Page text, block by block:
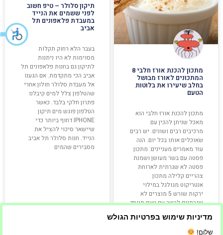
מתכון להכנת אורז חלבי 8
המתכונים לאורז מבושל
בחלב שיעירו את בלוטות
הטעם
מתכון להכנת אורז חלבי הוא
מאכל שניתן להכין עם
מרכיבים רבים ושונים. יש רבים
שאוכלים אותו בכל יום. הנה
עוד מאמרים מעניינים: מתכון
פסטה עם בשר מעושן ושמנת
פסטה לא שגרתית לארוחת
צהריים קלילה מתכון
אנטריקוט מגולגל במילוי
ירקות שורש 5 מוצרים לא
שגרתיים לבשר עם טעם מיוחד
תיקון סלולר – טיפ חשוב
לפני ששמים את הנייד
במעבדת פלאפונים תל
אביב
בעבר הלא רחוק תקלות
מסוימות לא היו ניתנות
לתיקון גם בחנות פלאפונים תל
אביב הכי מתקדמת. אם הגענו
אל מעבדת סלולר חולון אחרי
שהטלפון צלל למים קיבלנו
פתרון חלקי בלבד. כאשר
הטלפון פוגש מים תיקון
IPHONE דחוף ביותר כדי
שיישאר סיכוי להציל את
הנייד. חנות סלולר תל אביב
מסבירים שהמים
מדיניות שימוש בפרטיות הגולש
שלום!